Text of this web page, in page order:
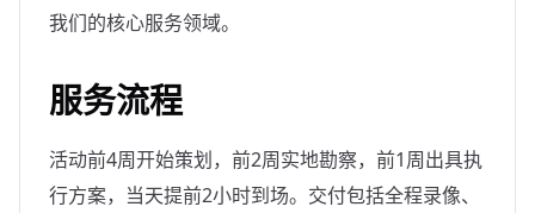
我们的核心服务领域。
服务流程
活动前4周开始策划，前2周实地勘察，前1周出具执
行方案，当天提前2小时到场。交付包括全程录像、